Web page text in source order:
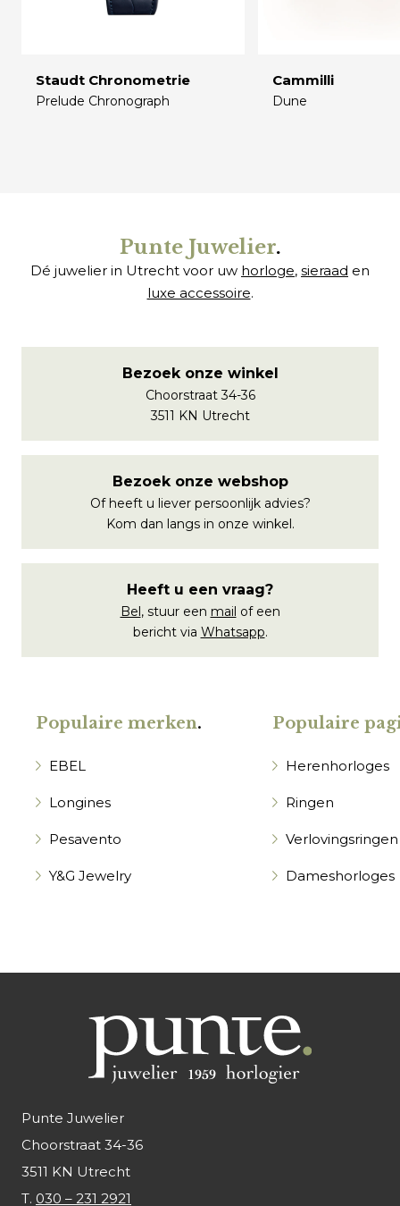
Staudt Chronometrie
Prelude Chronograph
Cammilli
Dune
Punte Juwelier.
Dé juwelier in Utrecht voor uw horloge, sieraad en
luxe accessoire.
Bezoek onze winkel
Choorstraat 34-36
3511 KN Utrecht
Bezoek onze webshop
Of heeft u liever persoonlijk advies?
Kom dan langs in onze winkel.
Heeft u een vraag?
Bel, stuur een mail of een
bericht via Whatsapp.
Populaire merken.
EBEL
Longines
Pesavento
Y&G Jewelry
Populaire
Herenhorloges
Ringen
Verlovingsringen
Dameshorloges
Punte Juwelier
Choorstraat 34-36
3511 KN Utrecht
T. 030 – 231 2921